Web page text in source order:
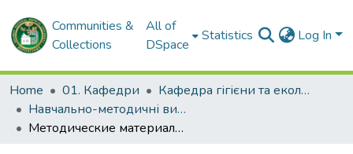
Communities &
Collections
All of
DSpace
Statistics Log In
Home 01. Кафедри
Кафедра гігієни та екології № 2
Навчально-методичні видання. Кафедра гігієни та екології № 2
Методические материалы для самостоятельной работы студентов по курсу «Гигиена и экология» “Оценка состояния окружающей среды и его влияния на здоровье населения” (гигиена и экология) для студентов 6 курса по специальности 7.110101 – Лечебное дело